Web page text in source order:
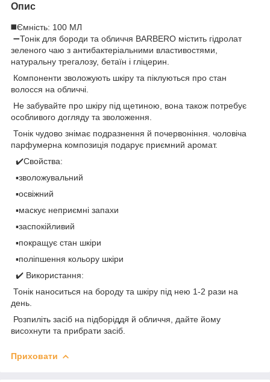
Опис
◼️Ємність: 100 МЛ
➖Тонік для бороди та обличчя BARBERO містить гідролат
зеленого чаю з антибактеріальними властивостями,
натуральну трегалозу, бетаїн і гліцерин.
Компоненти зволожують шкіру та піклуються про стан
волосся на обличчі.
Не забувайте про шкіру під щетиною, вона також потребує
особливого догляду та зволоження.
Тонік чудово знімає подразнення й почервоніння. чоловіча
парфумерна композиція подарує приємний аромат.
✔️Свойства:
▪️зволожувальний
▪️освіжний
▪️маскує неприємні запахи
▪️заспокійливий
▪️покращує стан шкіри
▪️поліпшення кольору шкіри
✔️ Використання:
Тонік наноситься на бороду та шкіру під нею 1-2 рази на
день.
Розпиліть засіб на підборіддя й обличчя, дайте йому
висохнути та прибрати засіб.
Приховати